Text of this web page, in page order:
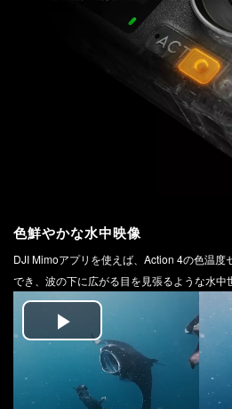
色鮮やかな水中映像
DJI Mimoアプリを使えば、Action 4の色温度
でき、波の下に広がる目を見張るような水中
Play
Video